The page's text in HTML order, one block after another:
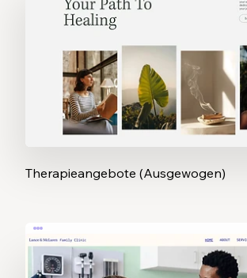
Therapieangebote (Ausgewogen)